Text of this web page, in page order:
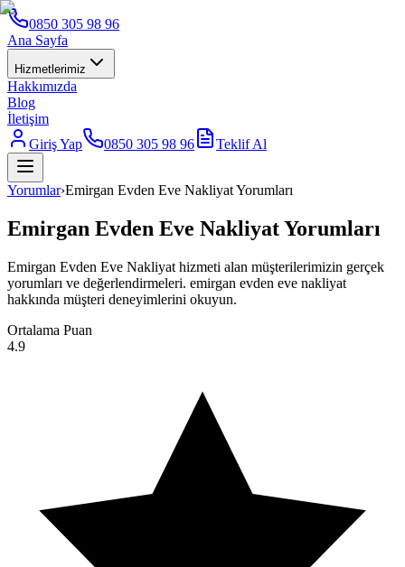
0850 305 98 96
Ana Sayfa
Hizmetlerimiz
Hakkımızda
Blog
İletişim
Giriş Yap
0850 305 98 96 Teklif Al
Yorumlar›Emirgan Evden Eve Nakliyat Yorumları
Emirgan Evden Eve Nakliyat Yorumları
Emirgan Evden Eve Nakliyat hizmeti alan müşterilerimizin gerçek
yorumları ve değerlendirmeleri. emirgan evden eve nakliyat
hakkında müşteri deneyimlerini okuyun.
Ortalama Puan
4.9